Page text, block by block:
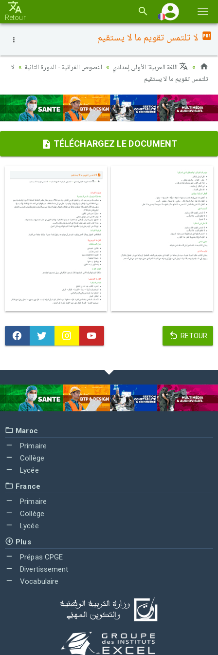
la
Retour
لا تلتمس تقويم ما لا يستقيم
اللغة العربية: الأولى إعدادي النصوص القرائية - الدورة الثانية
لا
تلتمس تقويم ما لا يستقيم
TÉLÉCHARGEZ LE DOCUMENT
RETOUR
Maroc
Primaire
Collège
Lycée
France
Primaire
Collège
Lycée
Plus
Prépas CPGE
Divertissement
Vocabulaire